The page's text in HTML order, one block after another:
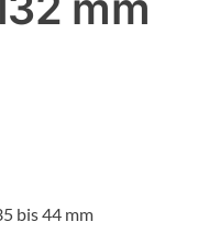
bis 44 mm